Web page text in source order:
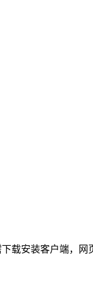
载安装客户端，